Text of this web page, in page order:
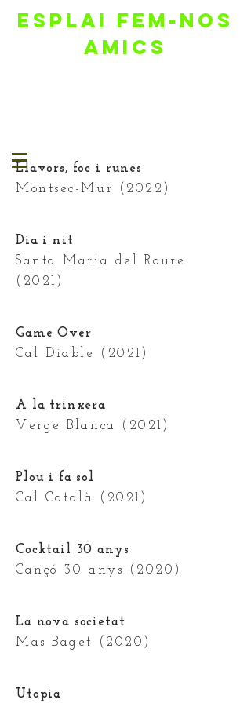
ESPLAI FEM-NOS
AMICS
Llavors, foc i runes
Montsec-Mur (2022)
Dia i nit
Santa Maria del Roure
(2021)
Game Over
Cal Diable (2021)
A la trinxera
Verge Blanca (2021)
Plou i fa sol
Cal Català (2021)
Cocktail 30 anys
Cançó 30 anys (2020)
La nova societat
Mas Baget (2020)
Utopia